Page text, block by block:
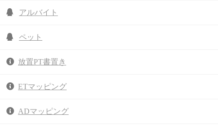
アルバイト
ペット
放置PT書置き
ETマッピング
ADマッピング